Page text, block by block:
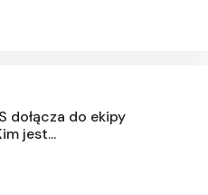
dołącza do ekipy
jest...